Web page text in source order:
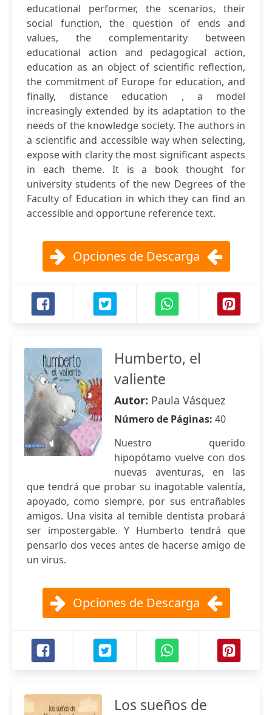
educational performer, the scenarios, their
social function, the question of ends and
values, the complementarity between
educational action and pedagogical action,
education as an object of scientific reflection,
the commitment of Europe for education, and
finally, distance education , a model
increasingly extended by its adaptation to the
needs of the knowledge society. The authors in
a scientific and accessible way when selecting,
expose with clarity the most significant aspects
in each theme. It is a book thought for
university students of the new Degrees of the
Faculty of Education in which they can find an
accessible and opportune reference text.
Opciones de Descarga
Humberto, el
valiente
Autor: Paula Vásquez
Número de Páginas: 40
Nuestro querido
hipopótamo vuelve con dos
nuevas aventuras, en las
que tendrá que probar su inagotable valentía,
apoyado, como siempre, por sus entrañables
amigos. Una visita al temible dentista probará
ser impostergable. Y Humberto tendrá que
pensarlo dos veces antes de hacerse amigo de
un virus.
Opciones de Descarga
Los sueños de